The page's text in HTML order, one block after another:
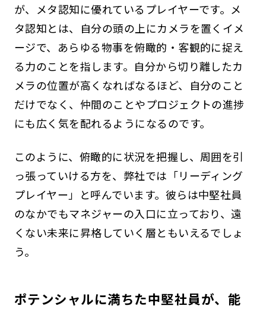
が、メタ認知に優れているプレイヤーです。メ
タ認知とは、自分の頭の上にカメラを置くイメ
ージで、あらゆる物事を俯瞰的・客観的に捉え
る力のことを指します。自分から切り離したカ
メラの位置が高くなればなるほど、自分のこと
だけでなく、仲間のことやプロジェクトの進捗
にも広く気を配れるようになるのです。
このように、俯瞰的に状況を把握し、周囲を引
っ張っていける方を、弊社では「リーディング
プレイヤー」と呼んでいます。彼らは中堅社員
のなかでもマネジャーの入口に立っており、遠
くない未来に昇格していく層ともいえるでしょ
う。
ポテンシャルに満ちた中堅社員が、能